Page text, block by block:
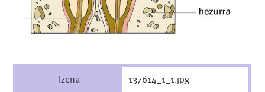
Izena 137614_1_1.jpg